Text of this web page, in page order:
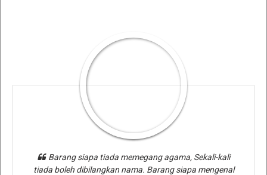
Barang siapa tiada memegang agama, Sekali-kali
tiada boleh dibilangkan nama. Barang siapa mengenal